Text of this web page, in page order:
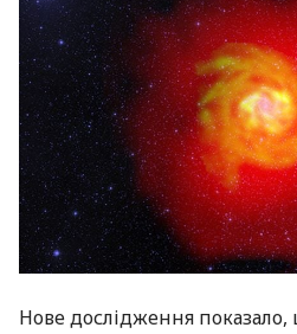
Нове дослідження